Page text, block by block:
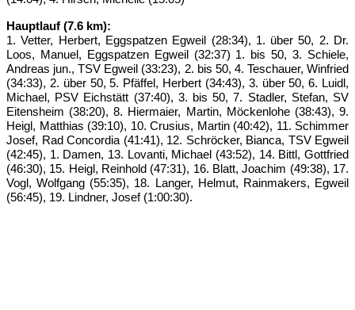
Hauptlauf (7.6 km):
1. Vetter, Herbert, Eggspatzen Egweil (28:34), 1. über 50, 2. Dr.
Loos, Manuel, Eggspatzen Egweil (32:37) 1. bis 50, 3. Schiele,
Andreas jun., TSV Egweil (33:23), 2. bis 50, 4. Teschauer, Winfried
(34:33), 2. über 50, 5. Pfäffel, Herbert (34:43), 3. über 50, 6. Luidl,
Michael, PSV Eichstätt (37:40), 3. bis 50, 7. Stadler, Stefan, SV
Eitensheim (38:20), 8. Hiermaier, Martin, Möckenlohe (38:43), 9.
Heigl, Matthias (39:10), 10. Crusius, Martin (40:42), 11. Schimmer
Josef, Rad Concordia (41:41), 12. Schröcker, Bianca, TSV Egweil
(42:45), 1. Damen, 13. Lovanti, Michael (43:52), 14. Bittl, Gottfried
(46:30), 15. Heigl, Reinhold (47:31), 16. Blatt, Joachim (49:38), 17.
Vogl, Wolfgang (55:35), 18. Langer, Helmut, Rainmakers, Egweil
(56:45), 19. Lindner, Josef (1:00:30).